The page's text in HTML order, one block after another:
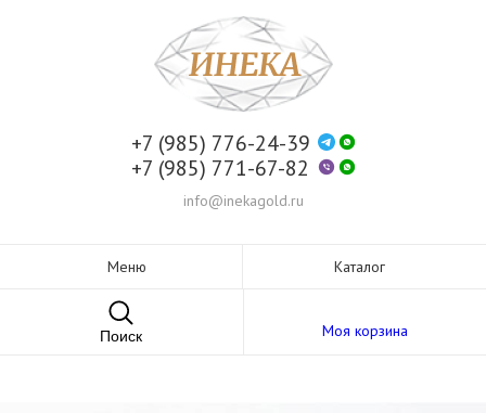
+7 (985) 776-24-39
+7 (985) 771-67-82
info@inekagold.ru
Меню Каталог
Поиск Моя корзина